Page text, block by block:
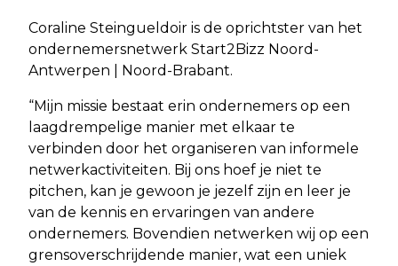
Coraline Steingueldoir is de oprichtster van het
ondernemersnetwerk Start2Bizz Noord-
Antwerpen | Noord-Brabant.
“Mijn missie bestaat erin ondernemers op een
laagdrempelige manier met elkaar te
verbinden door het organiseren van informele
netwerkactiviteiten. Bij ons hoef je niet te
pitchen, kan je gewoon je jezelf zijn en leer je
van de kennis en ervaringen van andere
ondernemers. Bovendien netwerken wij op een
grensoverschrijdende manier, wat een uniek